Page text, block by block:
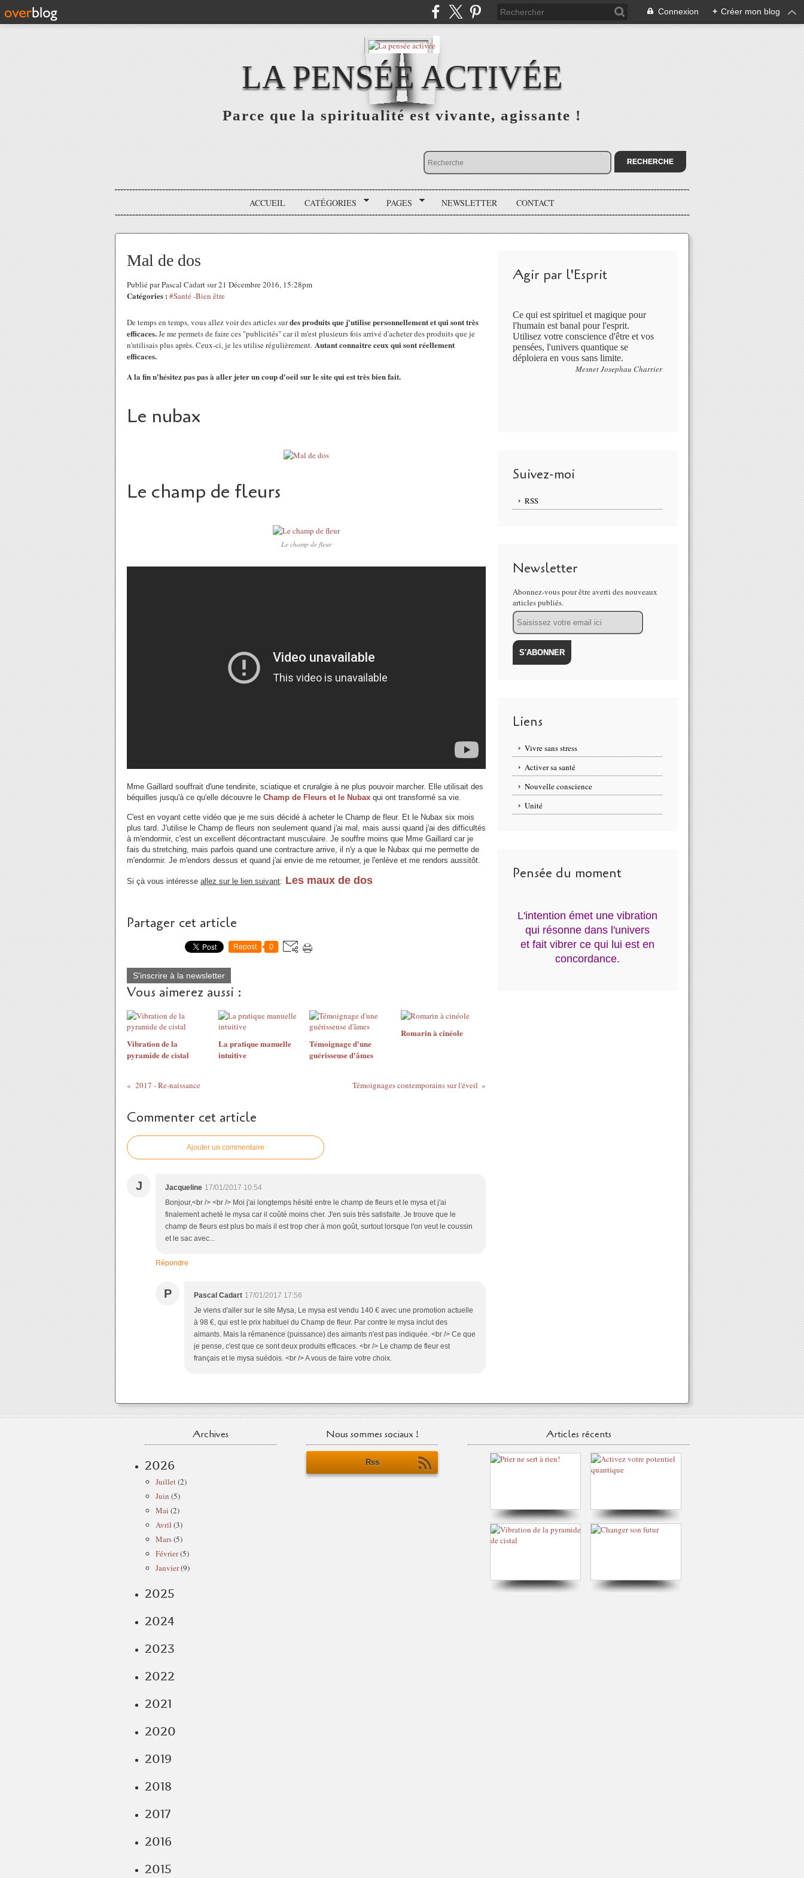
Connexion + Créer mon blog
LA PENSÉE ACTIVÉE
Parce que la spiritualité est vivante, agissante !
ACCUEIL CATÉGORIES PAGES NEWSLETTER CONTACT
Mal de dos
Publié par Pascal Cadart sur 21 Décembre 2016, 15:28pm
Catégories : #Santé -Bien être
De temps en temps, vous allez voir des articles surdes produits que j'utilise personnellement et qui sont très
efficaces.Je me permets de faire ces "publicités" car il m'est plusieurs fois arrivé d'acheter des produits que je
n'utilisais plus après. Ceux-ci, je les utilise régulièrement. Autant connaitre ceux qui sont réellement
efficaces.
A la fin n'hésitez pas pas à aller jeter un coup d'oeil sur le site qui est très bien fait.
Le nubax
Le champ de fleurs
Le champ de fleur
Mme Gaillard souffrait d'une tendinite, sciatique et cruralgie à ne plus pouvoir marcher. Elle utilisait des
béquilles jusqu'à ce qu'elle découvre le Champ de Fleurs et le Nubax qui ont transformé sa vie.
C'est en voyant cette vidéo que je me suis décidé à acheter le Champ de fleur. Et le Nubax six mois
plus tard. J'utilise le Champ de fleurs non seulement quand j'ai mal, mais aussi quand j'ai des difficultés
à m'endormir, c'est un excellent décontractant musculaire. Je souffre moins que Mme Gaillard car je
fais du stretching, mais parfois quand une contracture arrive, il n'y a que le Nubax qui me permette de
m'endormir. Je m'endors dessus et quand j'ai envie de me retourner, je l'enlève et me rendors aussitôt.
Si çà vous intéresse allez sur le lien suivant: Les maux de dos
Partager cet article
Repost 0
S'inscrire à la newsletter
Vous aimerez aussi :
Vibration de la
pyramide de cistal
La pratique manuelle
intuitive
Témoignage d'une
guérisseuse d'âmes
Romarin à cinéole
2017 - Re-naissance Témoignages contemporains sur l'éveil
Commenter cet article
Ajouter un commentaire
J Jacqueline 17/01/2017 10:54
Bonjour,<br /> <br /> Moi j'ai longtemps hésité entre le champ de fleurs et le mysa et j'ai
finalement acheté le mysa car il coûté moins cher. J'en suis très satisfaite. Je trouve que le
champ de fleurs est plus bo mais il est trop cher à mon goût, surtout lorsque l'on veut le coussin
et le sac avec...
Répondre
P Pascal Cadart 17/01/2017 17:56
Je viens d'aller sur le site Mysa, Le mysa est vendu 140 € avec une promotion actuelle
à 98 €, qui est le prix habituel du Champ de fleur. Par contre le mysa inclut des
aimants. Mais la rémanence (puissance) des aimants n'est pas indiquée. <br /> Ce que
je pense, c'est que ce sont deux produits efficaces. <br /> Le champ de fleur est
français et le mysa suédois. <br /> A vous de faire votre choix.
Agir par l'Esprit
Ce qui est spirituel et magique pour
l'humain est banal pour l'esprit.
Utilisez votre conscience d'être et vos
pensées, l'univers quantique se
déploiera en vous sans limite.
Mesnet Josephau Charrier
Suivez-moi
RSS
Newsletter
Abonnez-vous pour être averti des nouveaux
articles publiés.
Email
Liens
Vivre sans stress
Activer sa santé
Nouvelle conscience
Unité
Pensée du moment
L'intention émet une vibration
qui résonne dans l'univers
et fait vibrer ce qui lui est en
concordance.
Archives
2026
Juillet(2)
Juin (5)
Mai (2)
Avril (3)
Mars(5)
Février(5)
Janvier(9)
2025
2024
2023
2022
2021
2020
2019
2018
2017
2016
2015
Nous sommes sociaux !
Rss
Articles récents